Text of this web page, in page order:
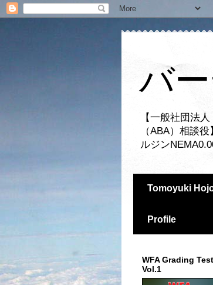
バ
【一般社団法
（ABA）相談
ルジン
Tomoyuki
Profile
WFA Grading Test
Vol.1